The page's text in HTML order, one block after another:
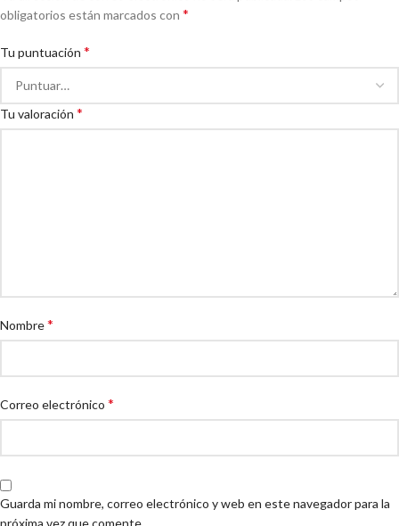
obligatorios están marcados con *
Tu puntuación *
Tu valoración *
Nombre*
Correo electrónico *
Guarda mi nombre, correo electrónico y web en este navegador para la
próxima vez que comente.